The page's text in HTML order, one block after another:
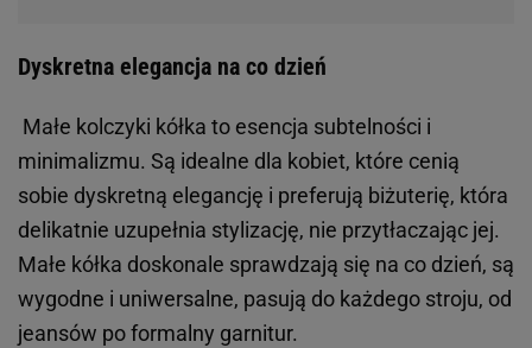
Dyskretna elegancja na co dzień
Małe kolczyki kółka to esencja subtelności i
minimalizmu. Są idealne dla kobiet, które cenią
sobie dyskretną elegancję i preferują biżuterię, która
delikatnie uzupełnia stylizację, nie przytłaczając jej.
Małe kółka doskonale sprawdzają się na co dzień, są
wygodne i uniwersalne, pasują do każdego stroju, od
jeansów po formalny garnitur.